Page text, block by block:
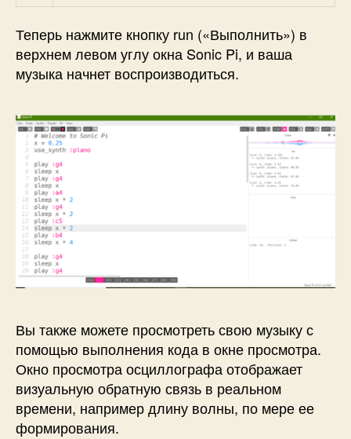
Теперь нажмите кнопку run («Выполнить») в
верхнем левом углу окна Sonic Pi, и ваша
музыка начнет воспроизводиться.
Вы также можете просмотреть свою музыку с
помощью выполнения кода в окне просмотра.
Окно просмотра осциллографа отображает
визуальную обратную связь в реальном
времени, например длину волны, по мере ее
формирования.